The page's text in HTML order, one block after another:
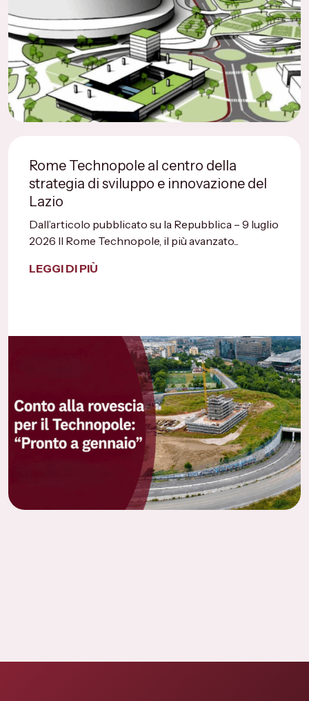
Rome Technopole al centro della
strategia di sviluppo e innovazione del
Lazio
Dall’articolo pubblicato su la Repubblica – 9 luglio
2026 Il Rome Technopole, il più avanzato...
LEGGI DI PIÙ